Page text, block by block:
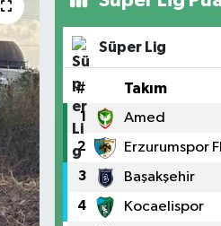
Süper Lig
# Takım
1 Amed
2 Erzurumspor
3 Başakşehir
4 Kocaelispor